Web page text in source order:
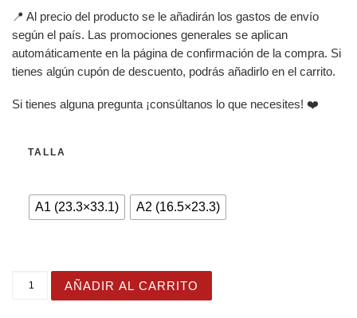
📍 Al precio del producto se le añadirán los gastos de envío
según el país. Las promociones generales se aplican
automáticamente en la página de confirmación de la compra. Si
tienes algún cupón de descuento, podrás añadirlo en el carrito.
Si tienes alguna pregunta ¡consúltanos lo que necesites! ❤️
TALLA
A1 (23.3×33.1) A2 (16.5×23.3)
Póster de Pintura Digital de Pueblo Expresionista de
AÑADIR AL CARRITO